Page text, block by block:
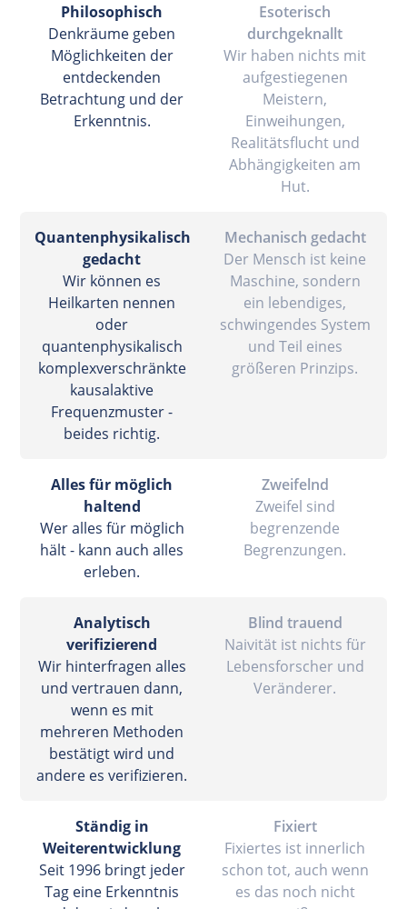
Philosophisch
Denkräume geben
Möglichkeiten der
entdeckenden
Betrachtung und der
Erkenntnis.
Esoterisch
durchgeknallt
Wir haben nichts mit
aufgestiegenen
Meistern,
Einweihungen,
Realitätsflucht und
Abhängigkeiten am
Hut.
Quantenphysikalisch
gedacht
Wir können es
Heilkarten nennen
oder
quantenphysikalisch
komplexverschränkte
kausalaktive
Frequenzmuster -
beides richtig.
Mechanisch gedacht
Der Mensch ist keine
Maschine, sondern
ein lebendiges,
schwingendes System
und Teil eines
größeren Prinzips.
Alles für möglich
haltend
Wer alles für möglich
hält - kann auch alles
erleben.
Zweifelnd
Zweifel sind
begrenzende
Begrenzungen.
Analytisch
verifizierend
Wir hinterfragen alles
und vertrauen dann,
wenn es mit
mehreren Methoden
bestätigt wird und
andere es verifizieren.
Blind trauend
Naivität ist nichts für
Lebensforscher und
Veränderer.
Ständig in
Weiterentwicklung
Seit 1996 bringt jeder
Tag eine Erkenntnis
Fixiert
Fixiertes ist innerlich
schon tot, auch wenn
es das noch nicht